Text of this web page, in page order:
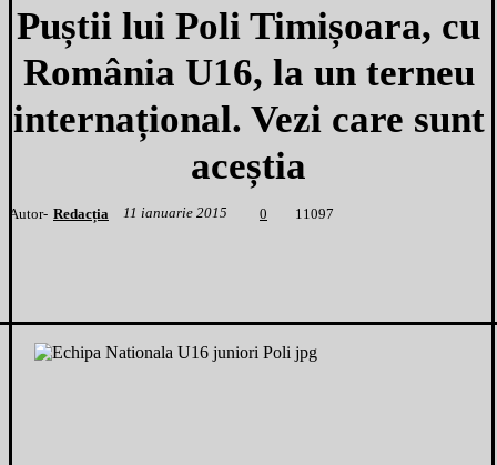
Puștii lui Poli Timișoara, cu
România U16, la un terneu
internațional. Vezi care sunt
aceștia
Autor- Redacția 11 ianuarie 2015 0 1 1097